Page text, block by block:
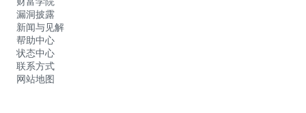
漏洞披露
新闻与见解
帮助中心
状态中心
联系方式
网站地图